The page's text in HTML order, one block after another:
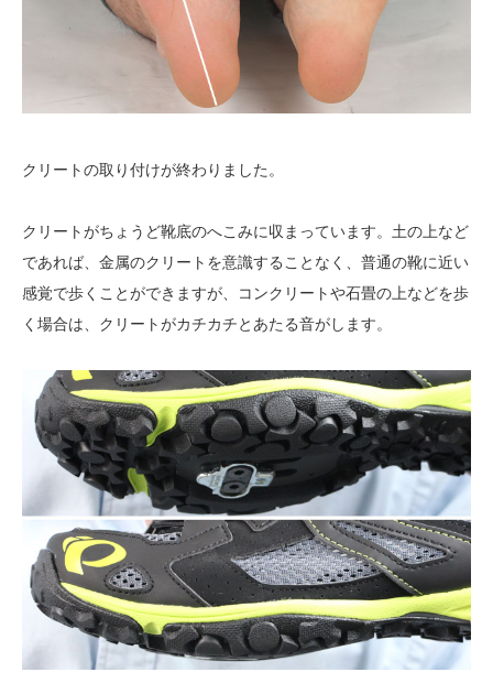
クリートの取り付けが終わりました。
クリートがちょうど靴底のへこみに収まっています。土の上など
であれば、金属のクリートを意識することなく、普通の靴に近い
感覚で歩くことができますが、コンクリートや石畳の上などを歩
く場合は、クリートがカチカチとあたる音がします。